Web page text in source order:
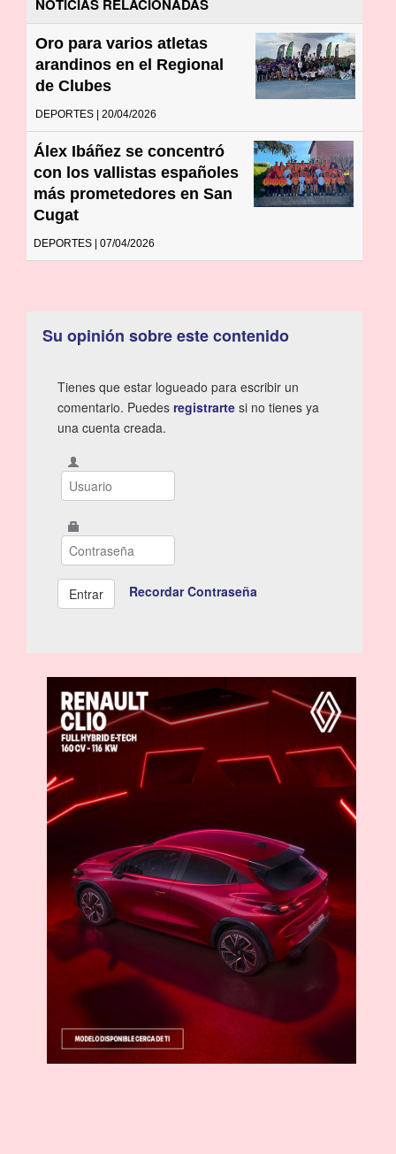
NOTICIAS RELACIONADAS
Oro para varios atletas
arandinos en el Regional
de Clubes
DEPORTES | 20/04/2026
Álex Ibáñez se concentró
con los vallistas españoles
más prometedores en San
Cugat
DEPORTES | 07/04/2026
Su opinión sobre este contenido
Tienes que estar logueado para escribir un
comentario. Puedes registrarte si no tienes ya
una cuenta creada.
Recordar Contraseña